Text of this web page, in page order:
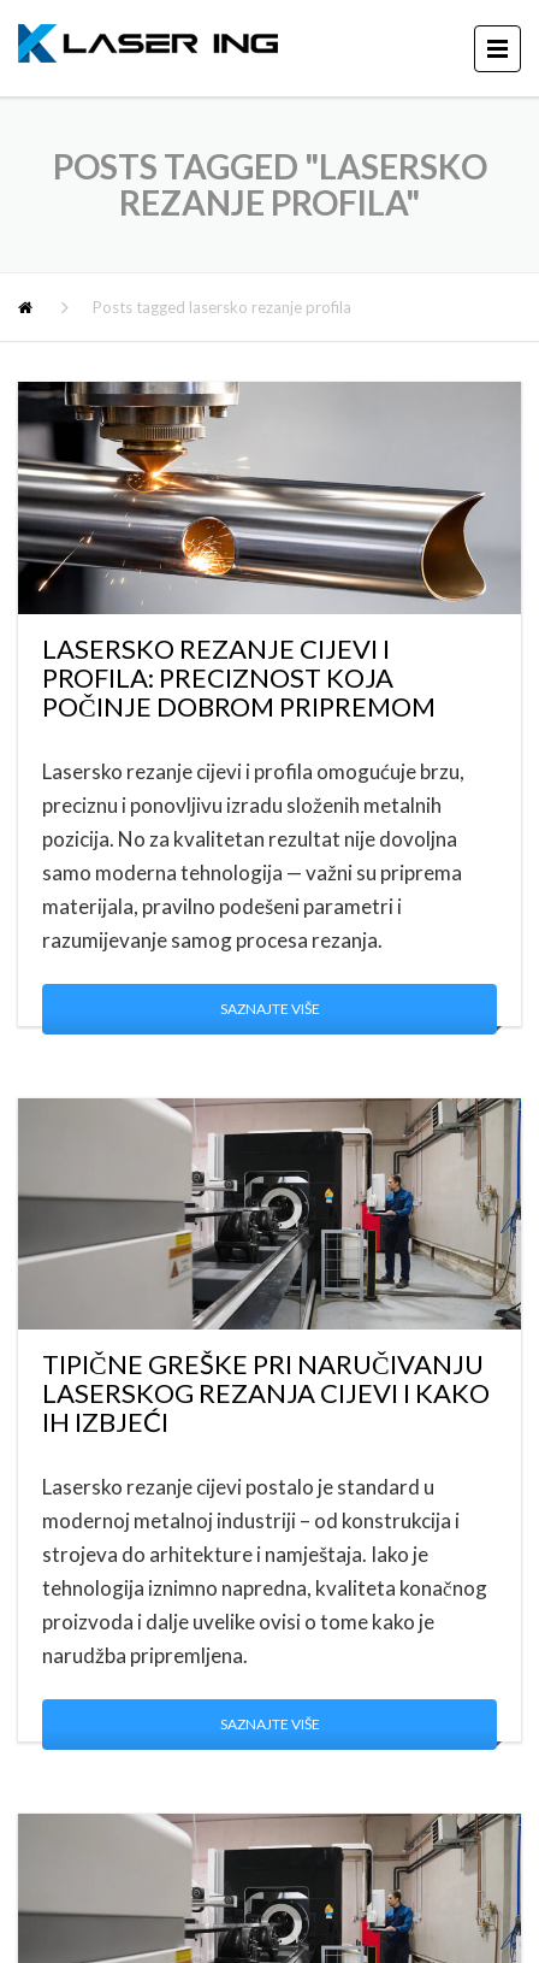
POSTS TAGGED "LASERSKO
REZANJE PROFILA"
Posts tagged lasersko rezanje profila
LASERSKO REZANJE CIJEVI I
PROFILA: PRECIZNOST KOJA
POČINJE DOBROM PRIPREMOM
Lasersko rezanje cijevi i profila omogućuje brzu,
preciznu i ponovljivu izradu složenih metalnih
pozicija. No za kvalitetan rezultat nije dovoljna
samo moderna tehnologija — važni su priprema
materijala, pravilno podešeni parametri i
razumijevanje samog procesa rezanja.
SAZNAJTE VIŠE
TIPIČNE GREŠKE PRI NARUČIVANJU
LASERSKOG REZANJA CIJEVI I KAKO
IH IZBJEĆI
Lasersko rezanje cijevi postalo je standard u
modernoj metalnoj industriji – od konstrukcija i
strojeva do arhitekture i namještaja. Iako je
tehnologija iznimno napredna, kvaliteta konačnog
proizvoda i dalje uvelike ovisi o tome kako je
narudžba pripremljena.
SAZNAJTE VIŠE